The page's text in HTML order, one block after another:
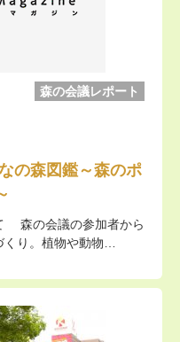
森の会議レポート
の森図鑑～森のポ
森の会議の参加者から
り。植物や動物…